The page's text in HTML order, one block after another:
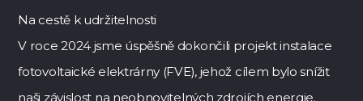
Na cestě k udržitelnosti
V roce 2024 jsme úspěšně dokončili projekt instalace
fotovoltaické elektrárny (FVE), jehož cílem bylo snížit
naši závislost na neobnovitelných zdrojích energie.